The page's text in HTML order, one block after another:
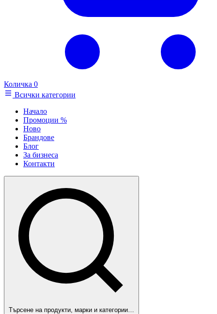
Количка 0
Всички категории
Начало
Промоции %
Ново
Брандове
Блог
За бизнеса
Контакти
Търсене на продукти, марки и категории…